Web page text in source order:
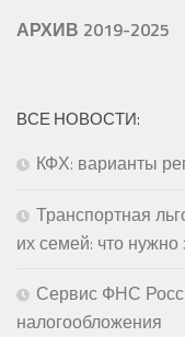
АРХИВ 2019-2025
ВСЕ НОВОСТИ:
КФХ: варианты
Транспортная
их семей: что нужно
Сервис ФНС
налогообложения